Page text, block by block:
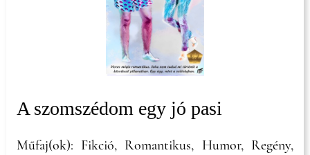
A szomszédom egy jó pasi
Műfaj(ok): Fikció, Romantikus, Humor, Regény,